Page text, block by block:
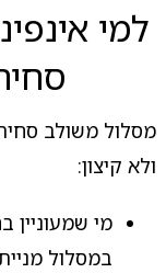
למי
מסלול משולב
ולא קיצון:
מי
במסלול